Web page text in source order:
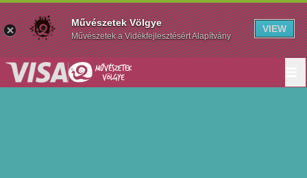
Művészetek Völgye
Művészetek a Vidékfejlesztésért Alapítvány
VIEW